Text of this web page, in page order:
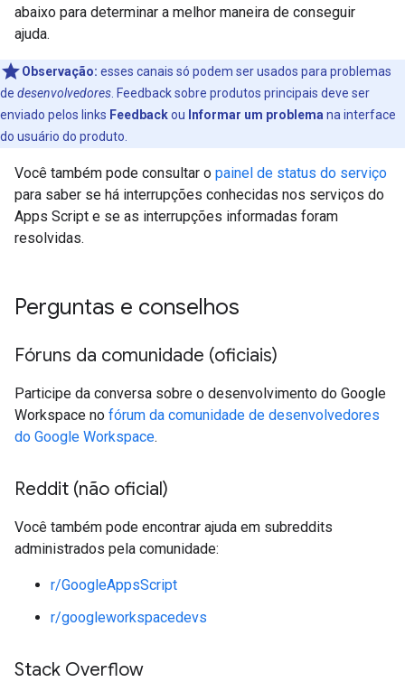
abaixo para determinar a melhor maneira de conseguir
ajuda.
Observação: esses canais só podem ser usados para problemas
de desenvolvedores . Feedback sobre produtos principais deve ser
enviado pelos links Feedbackou Informar um problema na interface
do usuário do produto.
Você também pode consultar o painel de status do serviço
para saber se há interrupções conhecidas nos serviços do
Apps Script e se as interrupções informadas foram
resolvidas.
Perguntas e conselhos
Fóruns da comunidade (oficiais)
Participe da conversa sobre o desenvolvimento do Google
Workspace no fórum da comunidade de desenvolvedores
do Google Workspace.
Reddit (não oficial)
Você também pode encontrar ajuda em subreddits
administrados pela comunidade:
r/GoogleAppsScript
r/googleworkspacedevs
Stack Overflow